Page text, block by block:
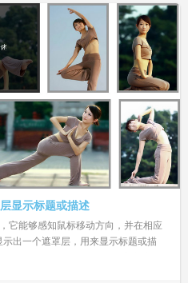
显示标题或描述
它能够感知鼠标移动方向，并在相应
出一个遮罩层，用来显示标题或描
、文字排版等等。合理的搭配，相信